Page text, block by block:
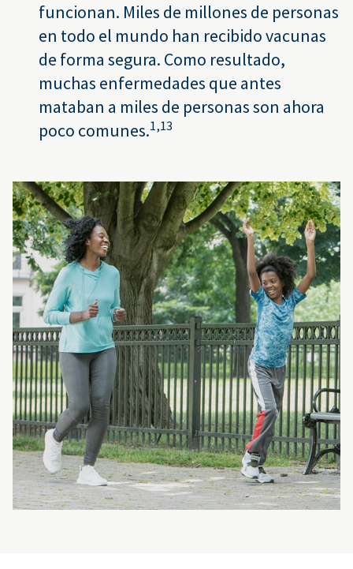
funcionan. Miles de millones de personas
en todo el mundo han recibido vacunas
de forma segura. Como resultado,
muchas enfermedades que antes
mataban a miles de personas son ahora
poco comunes.1,13